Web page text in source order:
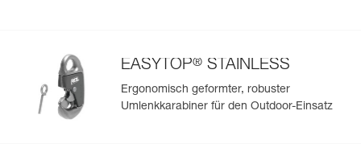
EASYTOP® STAINLESS
Ergonomisch geformter, robuster
Umlenkkarabiner für den Outdoor-Einsatz